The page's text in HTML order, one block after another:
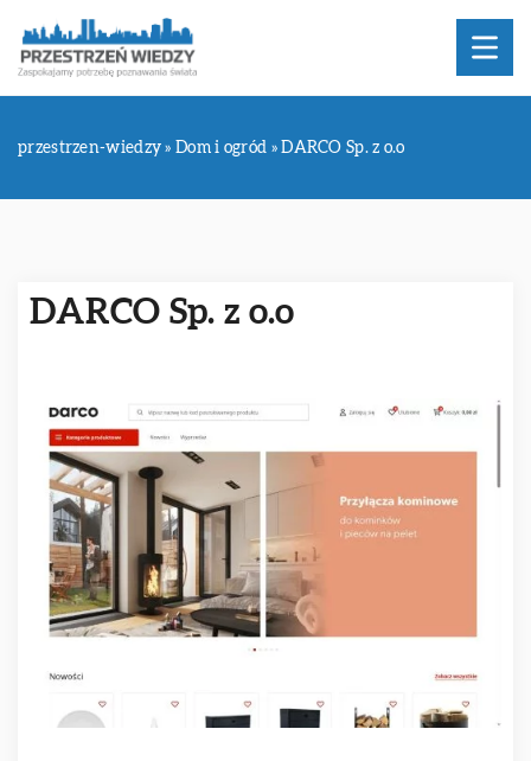
przestrzen-wiedzy »Dom i ogród »DARCO Sp. z o.o
DARCO Sp. z o.o